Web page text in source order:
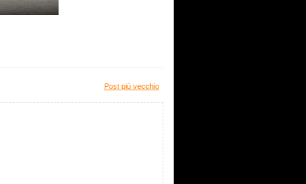
Post più vecchio